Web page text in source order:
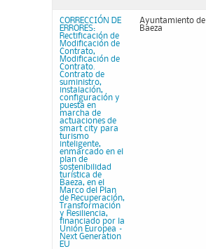
CORRECCIÓN DE
ERRORES:
Rectificación de
Modificación de
Contrato,
Modificación de
Contrato.
Contrato de
suministro,
instalación,
configuración y
puesta en
marcha de
actuaciones de
smart city para
turismo
inteligente,
enmarcado en el
plan de
sostenibilidad
turística de
Baeza, en el
Marco del Plan
de Recuperación,
Transformación
y Resiliencia,
financiado por la
Unión Europea –
Next Generation
EU
Ayuntamiento de
Baeza